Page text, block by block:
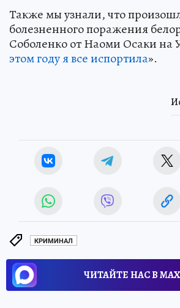
Также мы узнали, что
болезненного поражения
Соболенко от Наоми Осаки на
этом году я все испортила».
КРИМИНАЛ
ЧИТАЙТЕ НАС В